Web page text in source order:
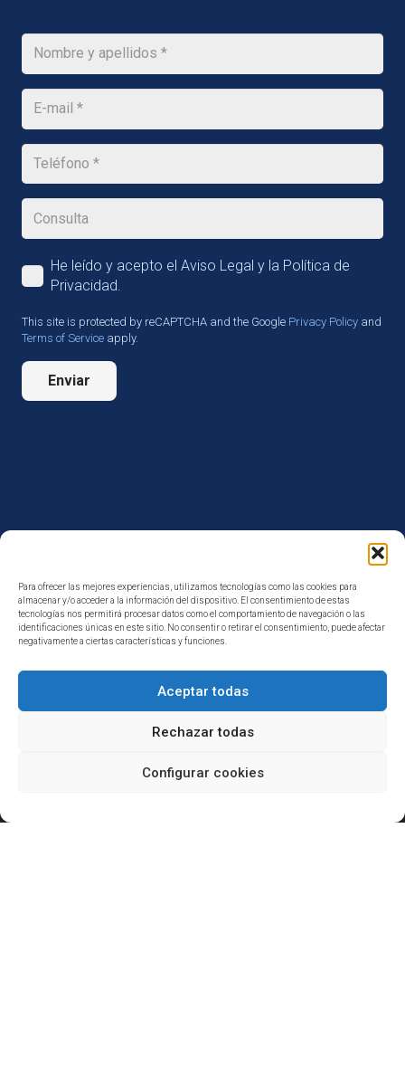
Para ofrecer las mejores experiencias, utilizamos tecnologías como las cookies para
almacenar y/o acceder a la información del dispositivo. El consentimiento de estas
tecnologías nos permitirá procesar datos como el comportamiento de navegación o las
identificaciones únicas en este sitio. No consentir o retirar el consentimiento, puede afectar
negativamente a ciertas características y funciones.
Aceptar todas
Rechazar todas
Configurar cookies
He leído y acepto el Aviso Legal y la Política de
Privacidad.
This site is protected by reCAPTCHA and the Google Privacy Policy and
Terms of Service apply.
Enviar